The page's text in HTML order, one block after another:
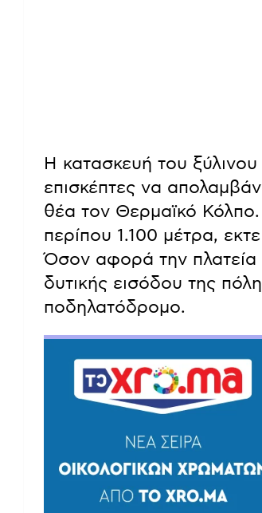
Η κατασκευή του ξύλινου
επισκέπτες να
θέα τον Θερμαϊκό Κόλπο.
περίπου 1.100 μέτρα,
Όσον αφορά την πλατεία
δυτικής εισόδου της
ποδηλατόδρομο.